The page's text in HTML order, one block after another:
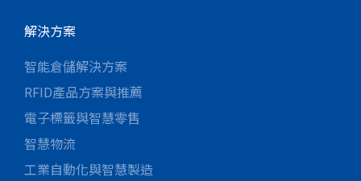
解決方案
智能倉儲解決方案
RFID產品方案與推薦
電子標籤與智慧零售
智慧物流
工業自動化與智慧製造